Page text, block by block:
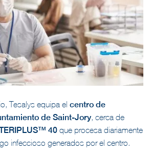
Tesalys equipa el centro de
de Saint-Jory, cerca de
40 que procesa diariamente
infeccioso generados por el centro.